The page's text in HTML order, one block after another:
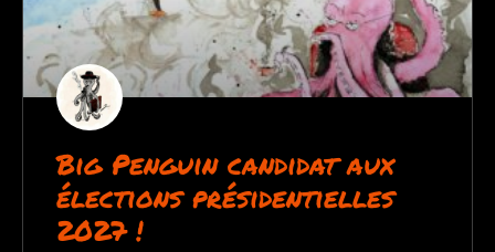
Big Penguin candidat aux
élections présidentielles
2027 !